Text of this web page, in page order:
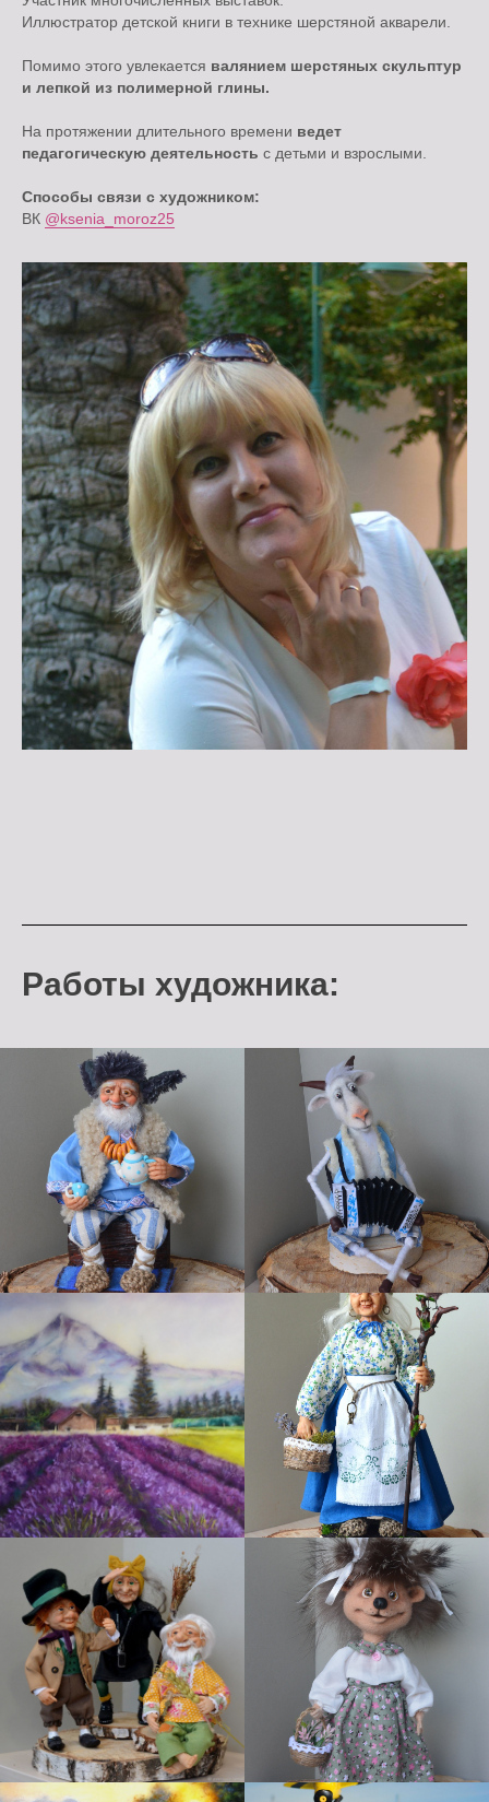
Иллюстратор детской книги в технике шерстяной акварели.
Помимо этого увлекается валянием шерстяных скульптур
и лепкой из полимерной глины.
На протяжении длительного времени ведет
педагогическую деятельность с детьми и взрослыми.
Способы связи с художником:
ВК @ksenia_moroz25
Работы художника: